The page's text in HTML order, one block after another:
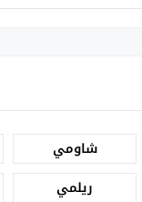
شاومي
ريلمي